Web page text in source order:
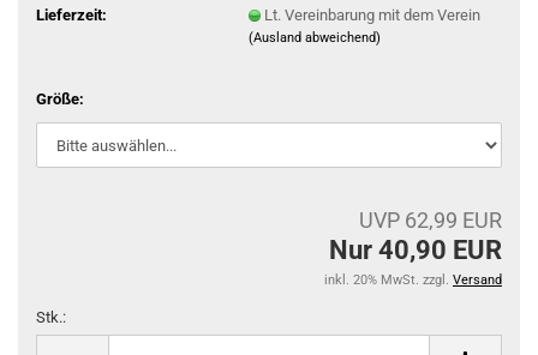
Lieferzeit:
Lt. Vereinbarung mit dem Verein
(Ausland abweichend)
Größe:
UVP 62,99 EUR
Nur 40,90 EUR
inkl. 20% MwSt. zzgl. Versand
Stk.: